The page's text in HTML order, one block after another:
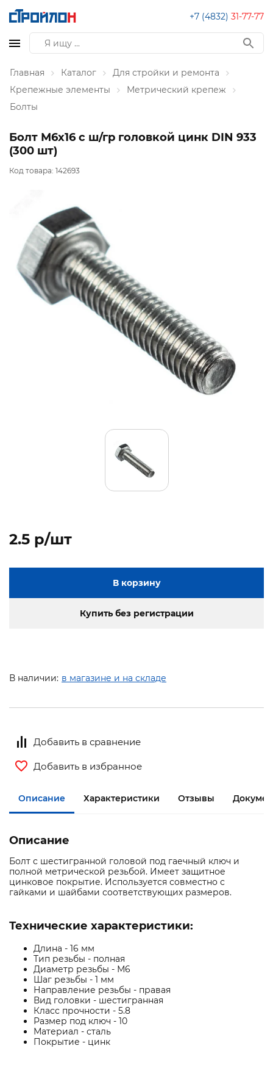
+7 (4832) 31-77-77
Главная Каталог
Для стройки и ремонта
Крепежные элементы
Метрический крепеж
Болты
Болт М6х16 с ш/гр головкой цинк DIN 933
(300 шт)
Код товара: 142693
2.5 p/шт
В корзину
Купить без регистрации
В наличии: в магазине и на складе
Добавить в сравнение
Добавить в избранное
Описание Характеристики Отзывы
Описание
Болт с шестигранной головой под гаечный ключ и
полной метрической резьбой. Имеет защитное
цинковое покрытие. Используется совместно с
гайками и шайбами соответствующих размеров.
Технические характеристики:
Длина - 16 мм
Тип резьбы - полная
Диаметр резьбы - М6
Шаг резьбы - 1 мм
Направление резьбы - правая
Вид головки - шестигранная
Класс прочности - 5.8
Размер под ключ - 10
Материал - сталь
Покрытие - цинк